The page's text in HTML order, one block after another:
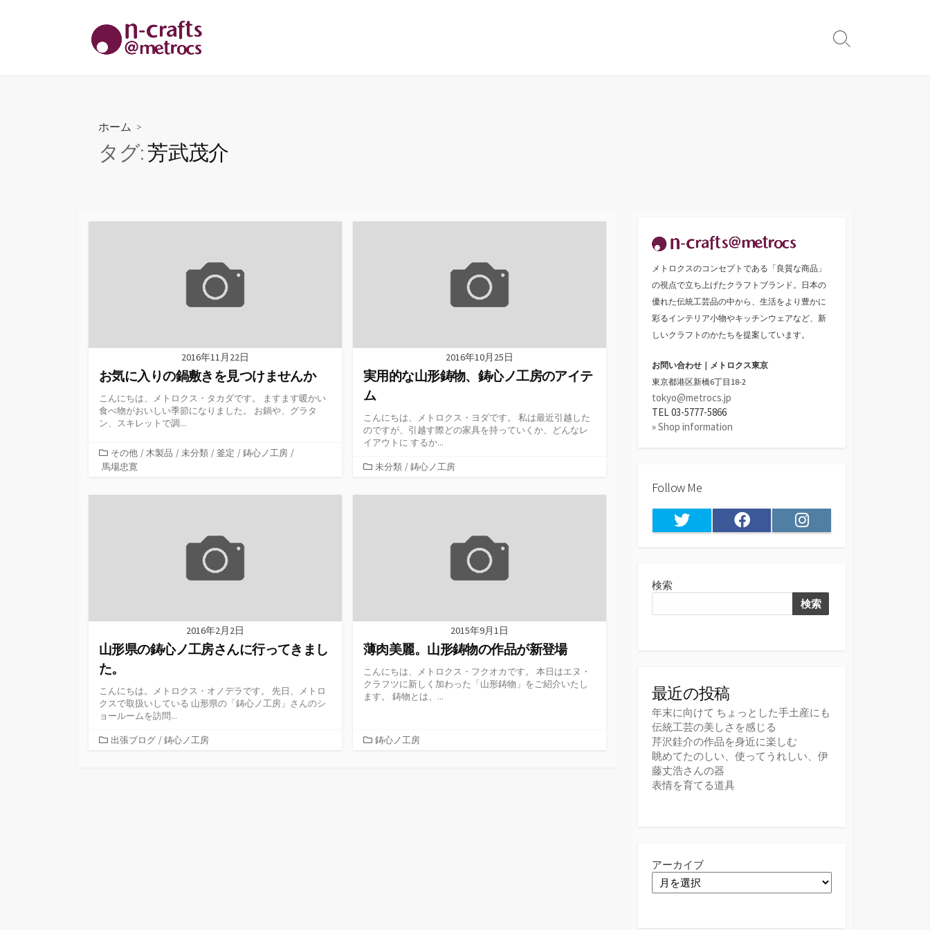
ツ
検
ホーム >
タグ:芳武茂介
2016年11月22日
お気に入りの鍋敷きを見つけませんか
こんにちは、メトロクス・タカダです。 ますます暖かい
食べ物がおいしい季節になりました。 お鍋や、グラタ
ン、スキレットで調...
カ
テ
リ
その他 / 木製品 / 未分類 / 釜定 / 鋳心ノ工房 /
馬場忠寛
2016年10月25日
実用的な山形鋳物、鋳心ノ工房のアイテ
ム
こんにちは、メトロクス・ヨダです。 私は最近引越した
のですが、引越す際どの家具を持っていくか、どんなレ
イアウトに するか...
カ
ゴ
未分類 / 鋳心ノ工房
2016年2月2日
山形県の鋳心ノ工房さんに行ってきまし
た。
こんにちは。メトロクス・オノデラです。 先日、メトロ
クスで取扱いしている 山形県の「鋳心ノ工房」さんのシ
ョールームを訪問...
カ出張ブログ / 鋳心ノ工房
2015年9月1日
薄肉美麗。山形鋳物の作品が新登場
こんにちは、メトロクス・フクオカです。 本日はエヌ・
クラフツに新しく加わった「山形鋳物」をご紹介いたし
ます。 鋳物とは、...
カ鋳心ノ工房
メトロクスのコンセプトである「良質な商品」
の視点で立ち上げたクラフトブランド。日本の
優れた伝統工芸品の中から、生活をより豊かに
彩るインテリア小物やキッチンウェアなど、新
しいクラフトのかたちを提案しています。
お問い合わせ｜メトロクス東京
東京都港区新橋6丁目18-2
tokyo@metrocs.jp
TEL 03-5777-5866
» Shop information
Follow Me
Twitter Facebook Instagram
検索
検索
最近の投稿
年末に向けて ちょっとした手土産にも
伝統工芸の美しさを感じる
芹沢銈介の作品を身近に楽しむ
眺めてたのしい、使ってうれしい、伊
藤丈浩さんの器
表情を育てる道具
アーカイブ